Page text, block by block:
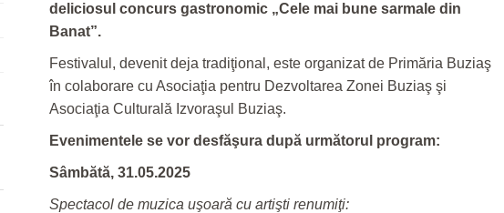
deliciosul concurs gastronomic „Cele mai bune sarmale din
Banat”.
Festivalul, devenit deja tradiţional, este organizat de Primăria Buziaş
în colaborare cu Asociaţia pentru Dezvoltarea Zonei Buziaş şi
Asociaţia Culturală Izvoraşul Buziaş.
Evenimentele se vor desfăşura după următorul program:
Sâmbătă, 31.05.2025
Spectacol de muzica uşoară cu artişti renumiţi: